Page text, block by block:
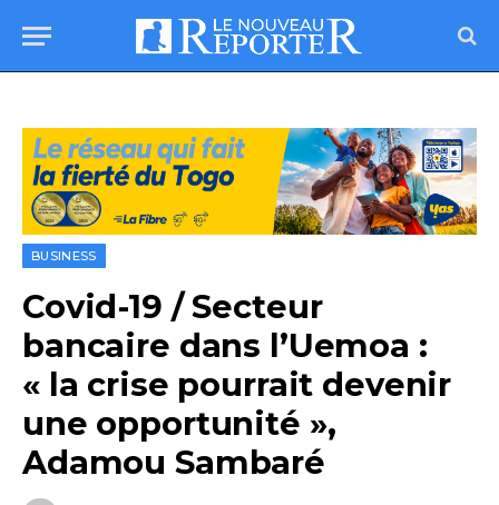
BUSINESS
Covid-19 / Secteur
bancaire dans l’Uemoa :
« la crise pourrait devenir
une opportunité »,
Adamou Sambaré